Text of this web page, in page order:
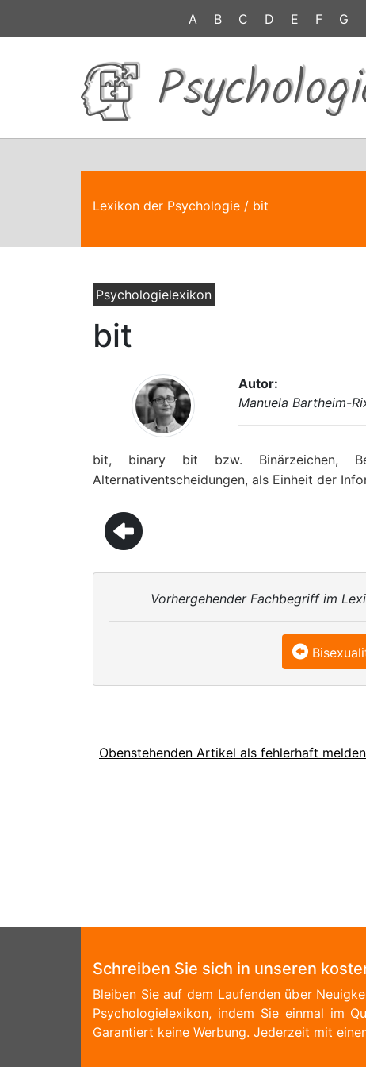
A B C D E F G
Lexikon der Psychologie / bit
Psychologielexikon
bit
Autor:
Manuela Bartheim-
bit, binary bit bzw. Binärzeichen,
Alternativentscheidungen, als Einheit der
Vorhergehender Fachbegriff im
Obenstehenden Artikel als fehlerhaft
Schreiben Sie sich in unseren
Bleiben Sie auf dem Laufenden über
Psychologielexikon, indem Sie einmal im
Garantiert keine Werbung. Jederzeit mit